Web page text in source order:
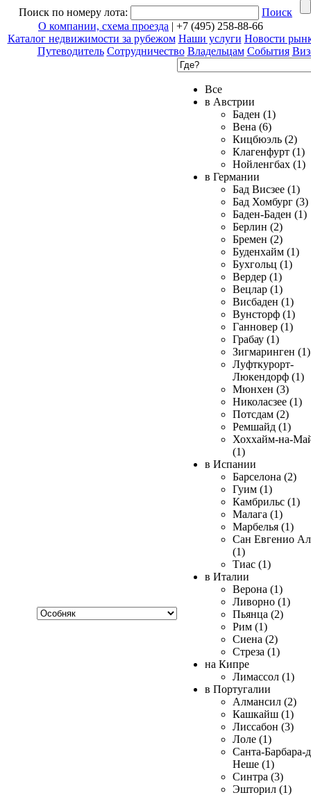
Поиск по номеру лота:
Поиск
О компании, схема проезда | +7 (495) 258-88-66
Каталог недвижимости за рубежом Наши услуги Новости
Путеводитель Сотрудничество Владельцам События
Все
в Австрии
Баден (1)
Вена (6)
Кицбюэль (2)
Клагенфурт (1)
Нойленгбах (1)
в Германии
Бад Висзее (1)
Бад Хомбург (3)
Баден-Баден (1)
Берлин (2)
Бремен (2)
Буденхайм (1)
Бухгольц (1)
Вердер (1)
Вецлар (1)
Висбаден (1)
Вунсторф (1)
Ганновер (1)
Грабау (1)
Зигмаринген (1)
Луфткурорт-
Люкендорф (1)
Мюнхен (3)
Николасзее (1)
Потсдам (2)
Ремшайд (1)
Хоххайм-на-
(1)
в Испании
Барселона (2)
Гуим (1)
Камбрильс (1)
Малага (1)
Марбелья (1)
Сан Евгенио
(1)
Тиас (1)
в Италии
Верона (1)
Ливорно (1)
Пьянца (2)
Рим (1)
Сиена (2)
Стреза (1)
на Кипре
Лимассол (1)
в Португалии
Алмансил (2)
Кашкайш (1)
Лиссабон (3)
Лоле (1)
Санта-Барбара-
Неше (1)
Синтра (3)
Эшторил (1)